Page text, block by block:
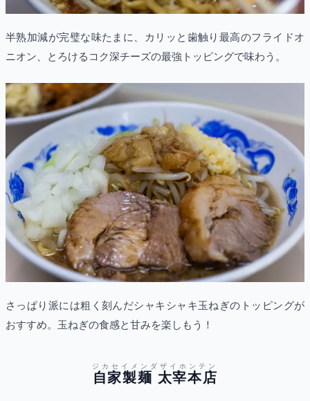
半熟加減が完璧な味たまに、カリッと歯触り最高のフライドオ
ニオン、とろけるコク深チーズの最強トッピングで味わう。
さっぱり派には粗く刻んだシャキシャキ玉ねぎのトッピングが
おすすめ。玉ねぎの食感と甘みを楽しもう！
自家製麺 太宰本店
ジカセイメンダザイホンテン